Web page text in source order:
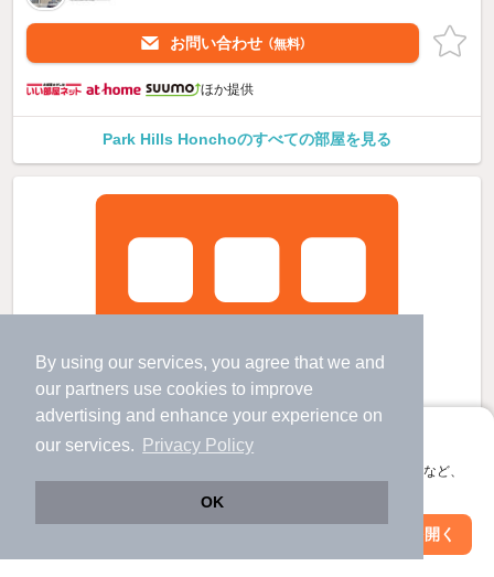
By using our services, you agree that we and
our partners use cookies to improve
advertising and enhance your experience on
our services.
Privacy Policy
OK
アプリに切り替えて、サクサクお部屋探し
会員登録なしですぐ使える。マップ検索やお気に入り保存など、
アプリを開く
お問い合わせ （無料）
ほか提供
Park Hills Honchoのすべての部屋を見る
絞り込み条件を変更